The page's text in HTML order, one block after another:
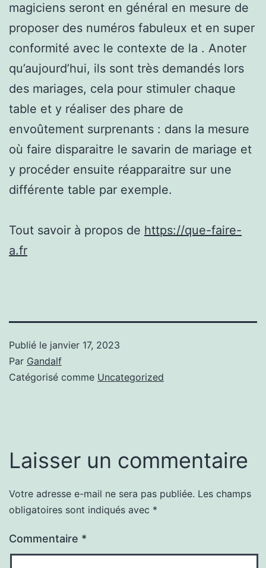
magiciens seront en général en mesure de
proposer des numéros fabuleux et en super
conformité avec le contexte de la . Anoter
qu’aujourd’hui, ils sont très demandés lors
des mariages, cela pour stimuler chaque
table et y réaliser des phare de
envoûtement surprenants : dans la mesure
où faire disparaitre le savarin de mariage et
y procéder ensuite réapparaitre sur une
différente table par exemple.
Tout savoir à propos de https://que-faire-
a.fr
Publié le janvier 17, 2023
Par Gandalf
Catégorisé comme Uncategorized
Laisser un commentaire
Votre adresse e-mail ne sera pas publiée. Les champs
obligatoires sont indiqués avec *
Commentaire *